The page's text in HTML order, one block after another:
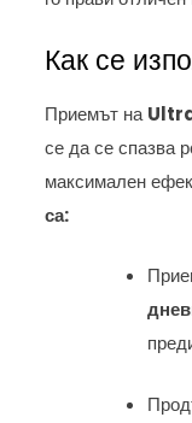
Как се
Приемът на
се да се спазва
максимален
са: